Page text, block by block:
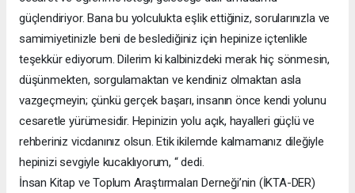
güçlendiriyor. Bana bu yolculukta eşlik ettiğiniz, sorularınızla ve
samimiyetinizle beni de beslediğiniz için hepinize içtenlikle
teşekkür ediyorum. Dilerim ki kalbinizdeki merak hiç sönmesin,
düşünmekten, sorgulamaktan ve kendiniz olmaktan asla
vazgeçmeyin; çünkü gerçek başarı, insanın önce kendi yolunu
cesaretle yürümesidir. Hepinizin yolu açık, hayalleri güçlü ve
rehberiniz vicdanınız olsun. Etik ikilemde kalmamanız dileğiyle
hepinizi sevgiyle kucaklıyorum, “ dedi.
İnsan Kitap ve Toplum Araştırmaları Derneği’nin (İKTA-DER)